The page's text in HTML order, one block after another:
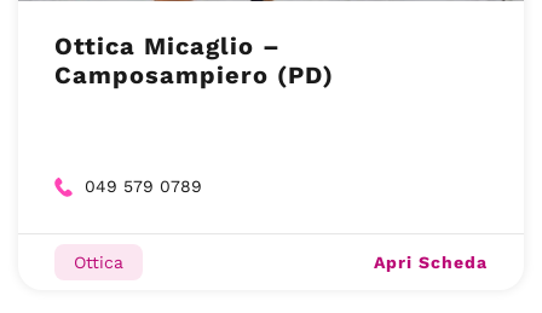
Ottica Micaglio –
Camposampiero (PD)
049 579 0789
Ottica Apri Scheda